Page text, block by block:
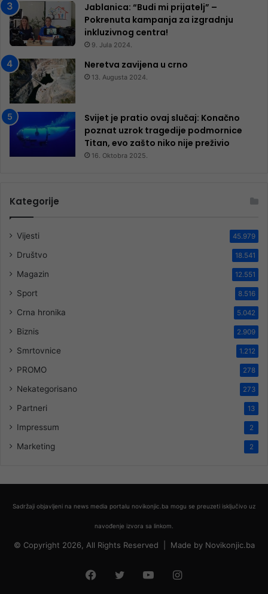
Jablanica: “Budi mi prijatelj” –
Pokrenuta kampanja za izgradnju
inkluzivnog centra!
9. Jula 2024.
Neretva zavijena u crno
13. Augusta 2024.
Svijet je pratio ovaj slučaj: Konačno
poznat uzrok tragedije podmornice
Titan, evo zašto niko nije preživio
16. Oktobra 2025.
Kategorije
Vijesti 45.979
Društvo 18.541
Magazin 12.551
Sport 8.516
Crna hronika 5.042
Biznis 2.909
Smrtovnice 1.212
PROMO 278
Nekategorisano 273
Partneri 13
Impressum 2
Marketing 2
Sadržaji objavljeni na news media portalu novikonjic.ba mogu se preuzeti isključivo uz
navođenje izvora sa linkom.
© Copyright 2026, All Rights Reserved | Made by Novikonjic.ba
Facebook
TwitterYouTubeInstagram